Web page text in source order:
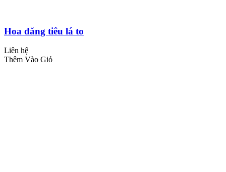
Hoa đăng tiêu lá to
Liên hệ
Thêm Vào Giỏ